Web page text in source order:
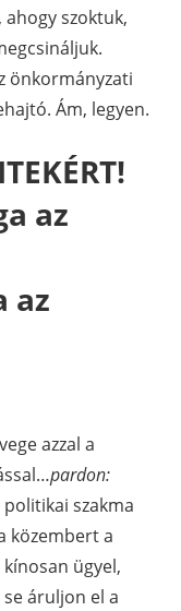
szoktuk,
önkormányzati
Ám, legyen.
az
az
azzal a
pardon:
szakma
közembert a
ügyel,
áruljon el a